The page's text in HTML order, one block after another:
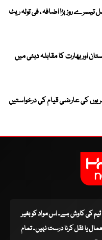
روز بڑا اضافہ ، فی تولہ ریٹ
کپ 2026، پاکستان اور بھارت کا مقابلہ دبئی میں
کی عارضی قیام کی درخواستیں
ٹیم کی کاوش ہے۔ اس مواد کو بغیر
یا نقل کرنا درست نہیں۔ تمام